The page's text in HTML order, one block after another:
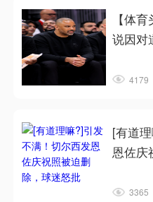
【体
说因对
4179
[有道
恩佐庆
3365